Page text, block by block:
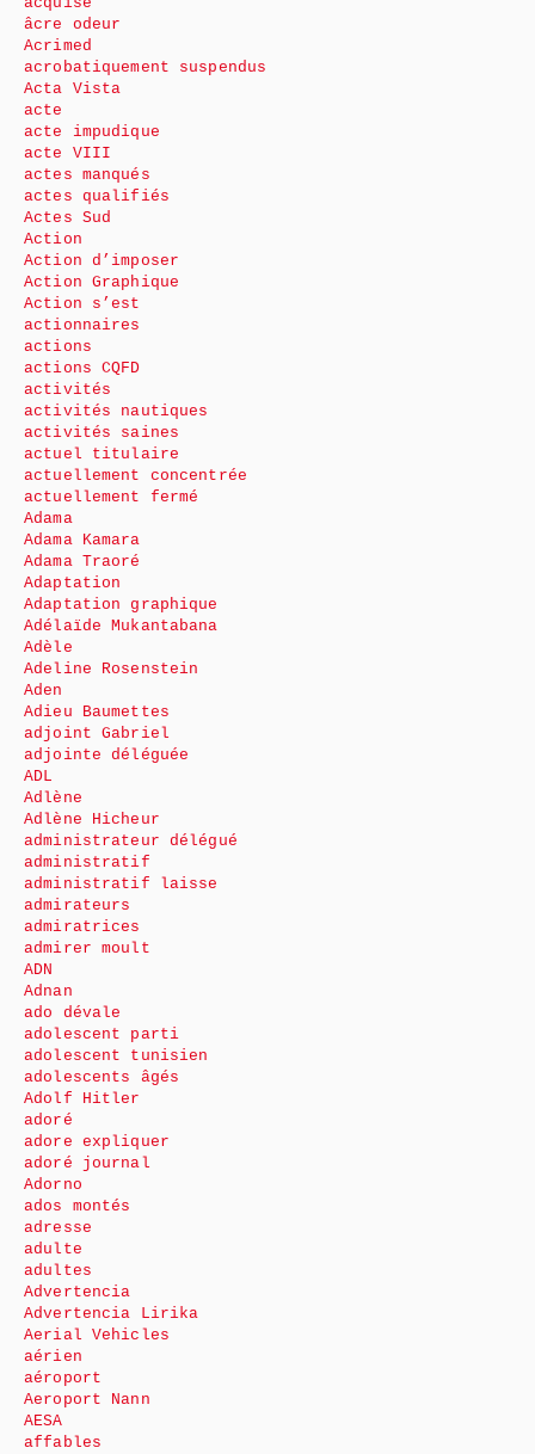
âcre odeur
Acrimed
acrobatiquement suspendus
Acta Vista
acte
acte impudique
acte VIII
actes manqués
actes qualifiés
Actes Sud
Action
Action d’imposer
Action Graphique
Action s’est
actionnaires
actions
actions CQFD
activités
activités nautiques
activités saines
actuel titulaire
actuellement concentrée
actuellement fermé
Adama
Adama Kamara
Adama Traoré
Adaptation
Adaptation graphique
Adélaïde Mukantabana
Adèle
Adeline Rosenstein
Aden
Adieu Baumettes
adjoint Gabriel
adjointe déléguée
ADL
Adlène
Adlène Hicheur
administrateur délégué
administratif
administratif laisse
admirateurs
admiratrices
admirer moult
ADN
Adnan
ado dévale
adolescent parti
adolescent tunisien
adolescents âgés
Adolf Hitler
adoré
adore expliquer
adoré journal
Adorno
ados montés
adresse
adulte
adultes
Advertencia
Advertencia Lirika
Aerial Vehicles
aérien
aéroport
Aeroport Nann
AESA
affables